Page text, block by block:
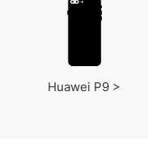
Huawei P9 >